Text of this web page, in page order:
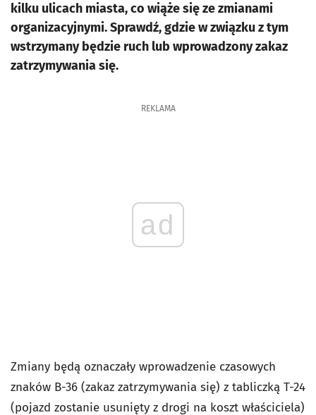
kilku ulicach miasta, co wiąże się ze zmianami
organizacyjnymi. Sprawdź, gdzie w związku z tym
wstrzymany będzie ruch lub wprowadzony zakaz
zatrzymywania się.
REKLAMA
ad
Zmiany będą oznaczały wprowadzenie czasowych
znaków B-36 (zakaz zatrzymywania się) z tabliczką T-24
(pojazd zostanie usunięty z drogi na koszt właściciela)